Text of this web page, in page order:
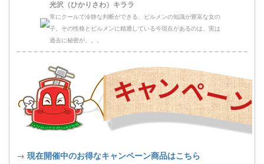
光沢（ひかりさわ）キララ
常にクールで冷静な判断ができる、ビルメンの知識が豊富な女の
子。その性格とビルメンに精通している今現在があるのは、実は
過去に秘密が。。。
→ 現在開催中のお得なキャンペーン商品はこちら